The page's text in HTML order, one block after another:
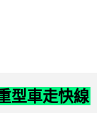
型車走快線